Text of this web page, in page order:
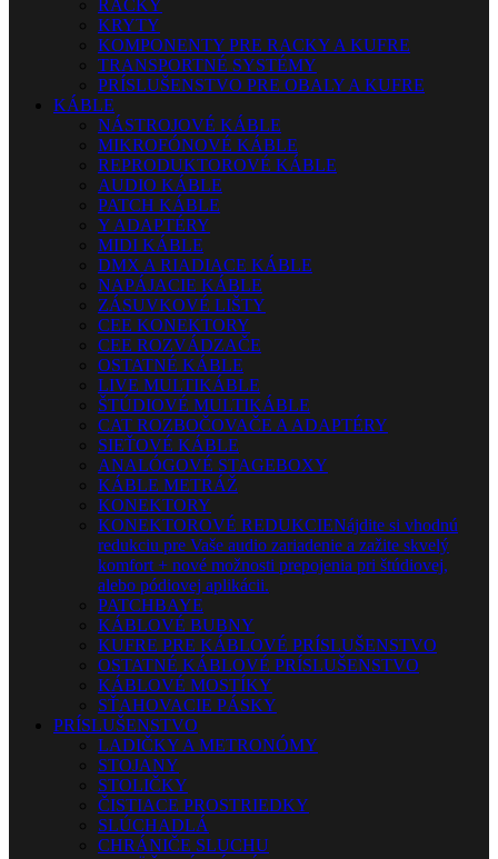
RACKY
KRYTY
KOMPONENTY PRE RACKY A KUFRE
TRANSPORTNÉ SYSTÉMY
PRÍSLUŠENSTVO PRE OBALY A KUFRE
KÁBLE
NÁSTROJOVÉ KÁBLE
MIKROFÓNOVÉ KÁBLE
REPRODUKTOROVÉ KÁBLE
AUDIO KÁBLE
PATCH KÁBLE
Y ADAPTÉRY
MIDI KÁBLE
DMX A RIADIACE KÁBLE
NAPÁJACIE KÁBLE
ZÁSUVKOVÉ LIŠTY
CEE KONEKTORY
CEE ROZVÁDZAČE
OSTATNÉ KÁBLE
LIVE MULTIKÁBLE
ŠTÚDIOVÉ MULTIKÁBLE
CAT ROZBOČOVAČE A ADAPTÉRY
SIEŤOVÉ KÁBLE
ANALÓGOVÉ STAGEBOXY
KÁBLE METRÁŽ
KONEKTORY
KONEKTOROVÉ REDUKCIENájdite si vhodnú
redukciu pre Vaše audio zariadenie a zažite skvelý
komfort + nové možnosti prepojenia pri štúdiovej,
alebo pódiovej aplikácii.
PATCHBAYE
KÁBLOVÉ BUBNY
KUFRE PRE KÁBLOVÉ PRÍSLUŠENSTVO
OSTATNÉ KÁBLOVÉ PRÍSLUŠENSTVO
KÁBLOVÉ MOSTÍKY
SŤAHOVACIE PÁSKY
PRÍSLUŠENSTVO
LADIČKY A METRONÓMY
STOJANY
STOLIČKY
ČISTIACE PROSTRIEDKY
SLÚCHADLÁ
CHRÁNIČE SLUCHU